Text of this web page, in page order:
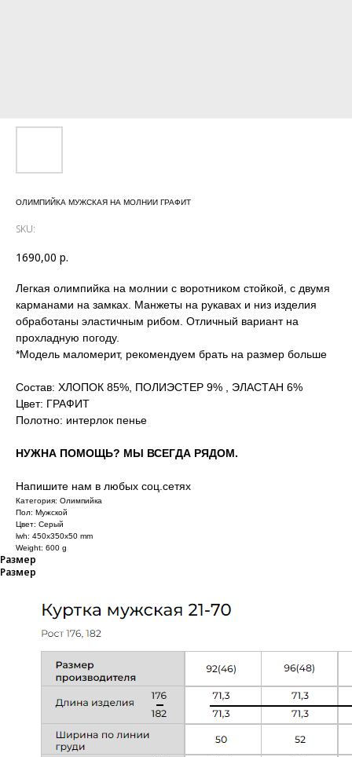
ОЛИМПИЙКА МУЖСКАЯ НА МОЛНИИ ГРАФИТ
SKU:
1690,00 р.
Легкая олимпийка на молнии с воротником стойкой, с двумя
карманами на замках. Манжеты на рукавах и низ изделия
обработаны эластичным рибом. Отличный вариант на
прохладную погоду.
*Модель маломерит, рекомендуем брать на размер больше
Состав: ХЛОПОК 85%, ПОЛИЭСТЕР 9% , ЭЛАСТАН 6%
Цвет: ГРАФИТ
Полотно: интерлок пенье
НУЖНА ПОМОЩЬ? МЫ ВСЕГДА РЯДОМ.
Напишите нам в любых соц.сетях
Категория: Олимпийка
Пол: Мужской
Цвет: Серый
lwh: 450x350x50 mm
Weight: 600 g
Размер
Размер